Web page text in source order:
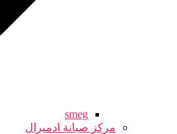
smeg
مركز صيانة ادميرال